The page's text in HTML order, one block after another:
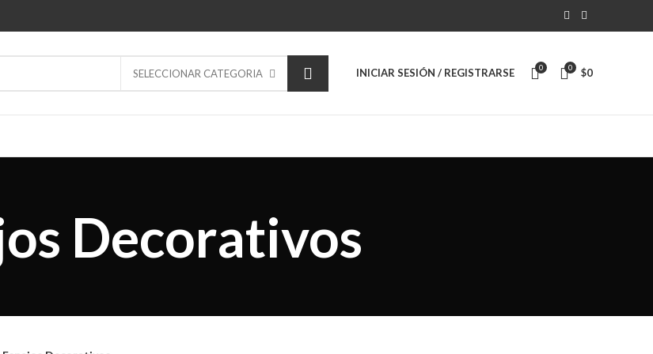
SELECCIONAR CATEGORIA INICIAR SESIÓN / REGISTRARSE 0 0 $0
Decorativos